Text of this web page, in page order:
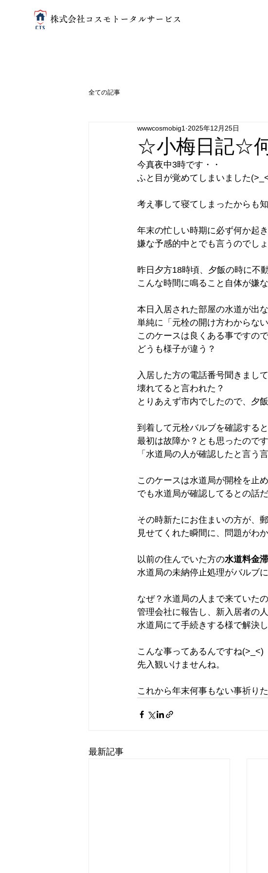
​株式会社コスモトータルサービス
全ての記事
☆小梅日記☆
wwwcosmobig1 2025年12月25日
今真夜中3時です・・
ふと目が覚めてしまいました
考え事して寝てしまったからも知
年末の忙しい時期に必ず何か起き
嫌な予感的中とでも言うのでし
昨日夕方18時頃、夕飯の時に不
こんな時間に鳴ること自体が嫌な
本日入居された部屋の水道が出
単純に「元栓の開け方わからない
このケースは良くある事ですの
どうも様子が違う？
入居した方の電話番号聞きまし
壊れてると言われた？
とりあえず市内でしたので、夕
到着して元栓バルブを確認する
最初は故障か？とも思ったのです
「水道局の人が確認したと言う
このケースは水道局が開栓を止
でも水道局が確認してるとの話
その時新たにお住まいの方が、
見せてくれた瞬間に、問題がわか
以前の住んでいた方の水道料金
水道局の未納停止処理がバルブ
なぜ？水道局の人まで来ていた
管理会社に報告し、新入居者の
水道局にて手続きする様で解決し
こんな事ってあるんですね(>_<)
先入観いけませんね。
これから年末何事もない事祈り
最新記事